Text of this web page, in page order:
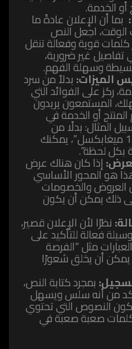
الخدمة.
بما أن الإعلان عادةً ما
اجعل النص
كلمات قوية وفعالة تنقل
غير ضرورية،
وسهلة الفهم.
الميزات: بدلاً من سرد
ركز على الفوائد التي
المستمعون يريدون
أو الخدمة في
المثال: بدلًا من
“هاتف مزود بكاميرا 12 ميغابكسل”، يمكنك
بكل لحظة”.
إذا كان هناك عرض
هو المحور الأساسي
العروض والخصومات
ذلك يمكن أن يكون
نظرًا لأن الإعلان قصير،
فعالة للتأكيد على
العبارات مثل “الفرصة
يمكن أن يخلق شعورًا
بمجرد كتابة النص،
من أنه سلس ويسهل
النصوص التي تحتوي
صعبة صعبة في